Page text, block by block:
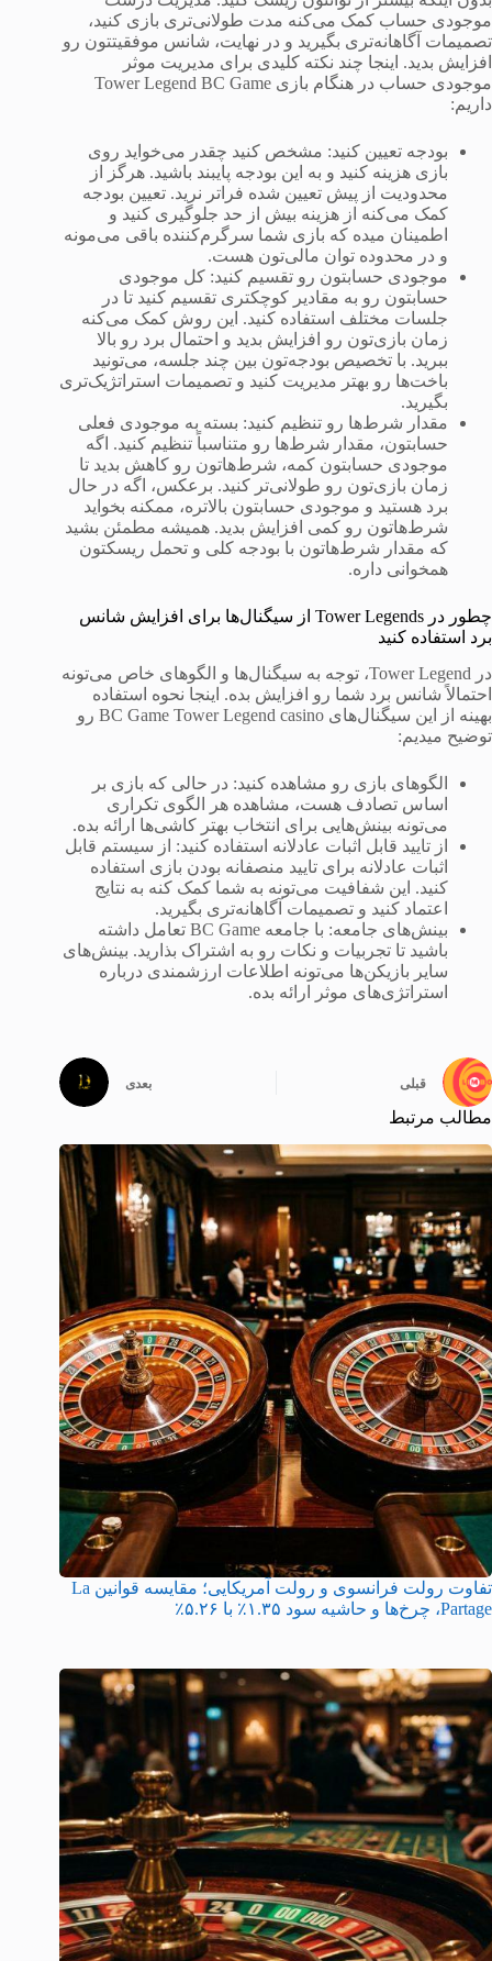
موجودی حساب کمک می‌کنه مدت طولانی‌تری بازی کنید،
تصمیمات آگاهانه‌تری بگیرید و در نهایت، شانس موفقیتتون رو
افزایش بدید. اینجا چند نکته کلیدی برای مدیریت موثر
موجودی حساب در هنگام بازی Tower Legend BC Game
داریم:
بودجه تعیین کنید: مشخص کنید چقدر می‌خواید روی
بازی هزینه کنید و به این بودجه پایبند باشید. هرگز از
محدودیت از پیش تعیین شده فراتر نرید. تعیین بودجه
کمک می‌کنه از هزینه بیش از حد جلوگیری کنید و
اطمینان میده که بازی شما سرگرم‌کننده باقی می‌مونه
و در محدوده توان مالی‌تون هست.
موجودی حسابتون رو تقسیم کنید: کل موجودی
حسابتون رو به مقادیر کوچکتری تقسیم کنید تا در
جلسات مختلف استفاده کنید. این روش کمک می‌کنه
زمان بازی‌تون رو افزایش بدید و احتمال برد رو بالا
ببرید. با تخصیص بودجه‌تون بین چند جلسه، می‌تونید
باخت‌ها رو بهتر مدیریت کنید و تصمیمات استراتژیک‌تری
بگیرید.
مقدار شرط‌ها رو تنظیم کنید: بسته به موجودی فعلی
حسابتون، مقدار شرط‌ها رو متناسباً تنظیم کنید. اگه
موجودی حسابتون کمه، شرط‌هاتون رو کاهش بدید تا
زمان بازی‌تون رو طولانی‌تر کنید. برعکس، اگه در حال
برد هستید و موجودی حسابتون بالاتره، ممکنه بخواید
شرط‌هاتون رو کمی افزایش بدید. همیشه مطمئن بشید
که مقدار شرط‌هاتون با بودجه کلی و تحمل ریسکتون
همخوانی داره.
چطور در Tower Legends از سیگنال‌ها برای افزایش شانس
برد استفاده کنید
در Tower Legend، توجه به سیگنال‌ها و الگوهای خاص می‌تونه
احتمالاً شانس برد شما رو افزایش بده. اینجا نحوه استفاده
بهینه از این سیگنال‌های BC Game Tower Legend casino رو
توضیح میدیم:
الگوهای بازی رو مشاهده کنید: در حالی که بازی بر
اساس تصادف هست، مشاهده هر الگوی تکراری
می‌تونه بینش‌هایی برای انتخاب بهتر کاشی‌ها ارائه بده.
از تایید قابل اثبات عادلانه استفاده کنید: از سیستم قابل
اثبات عادلانه برای تایید منصفانه بودن بازی استفاده
کنید. این شفافیت می‌تونه به شما کمک کنه به نتایج
اعتماد کنید و تصمیمات آگاهانه‌تری بگیرید.
بینش‌های جامعه: با جامعه BC Game تعامل داشته
باشید تا تجربیات و نکات رو به اشتراک بذارید. بینش‌های
سایر بازیکن‌ها می‌تونه اطلاعات ارزشمندی درباره
استراتژی‌های موثر ارائه بده.
قبلی بعدی
مطالب مرتبط
تفاوت رولت فرانسوی و رولت آمریکایی؛ مقایسه قوانین La
Partage، چرخ‌ها و حاشیه سود ۱.۳۵٪ با ۵.۲۶٪